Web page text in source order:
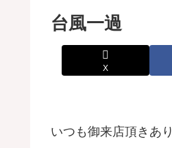
台風一過
X
いつも御来店頂きあ